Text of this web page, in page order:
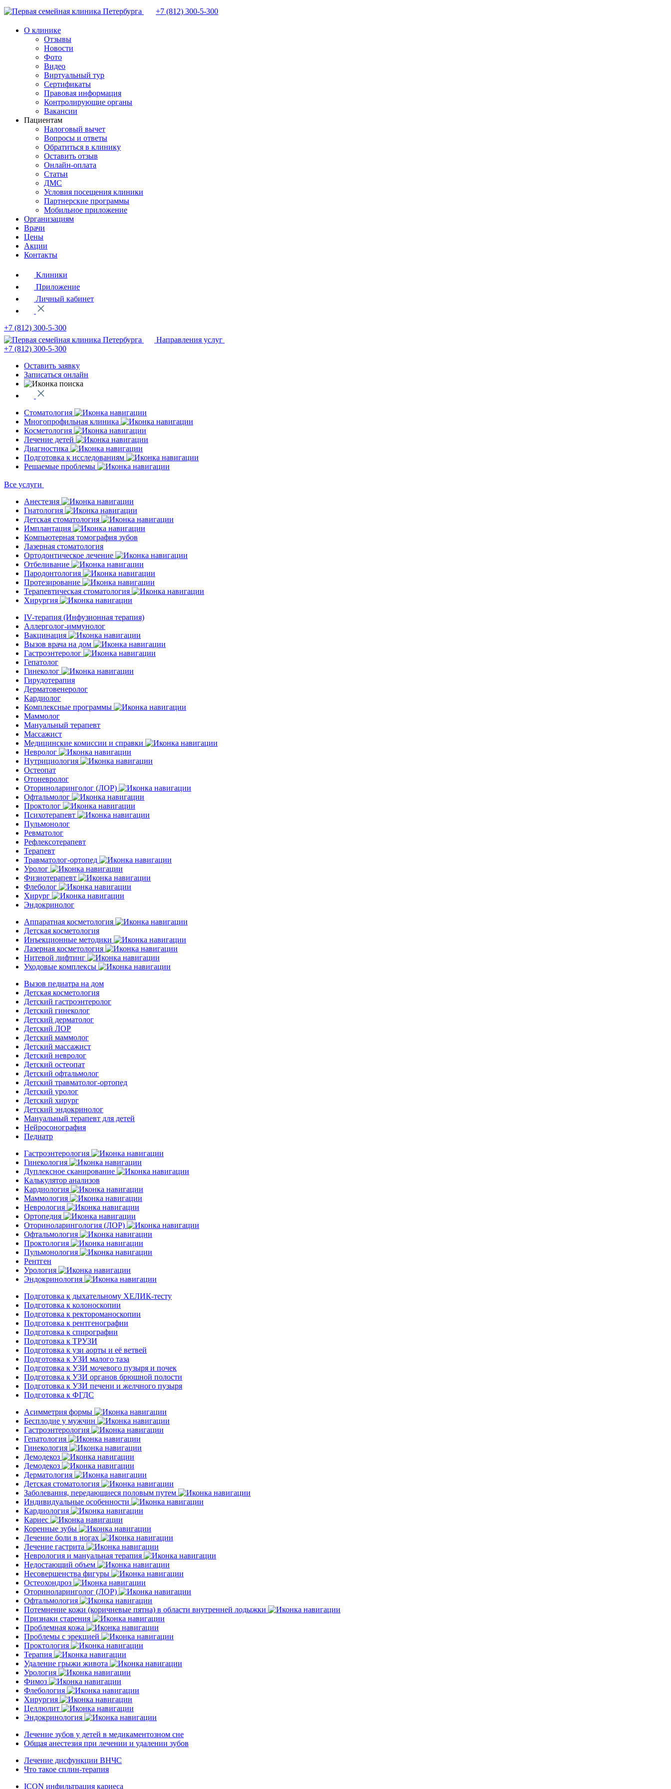
+7 (812) 300-5-300
О клинике
Отзывы
Новости
Фото
Видео
Виртуальный тур
Сертификаты
Правовая информация
Контролирующие органы
Вакансии
Пациентам
Налоговый вычет
Вопросы и ответы
Обратиться в клинику
Оставить отзыв
Онлайн-оплата
Статьи
ДМС
Условия посещения клиники
Партнерские программы
Мобильное приложение
Организациям
Врачи
Цены
Акции
Контакты
Клиники
Приложение
Личный кабинет
+7 (812) 300-5-300
Направления услуг
+7 (812) 300-5-300
Оставить заявку
Записаться онлайн
Стоматология
Многопрофильная клиника
Косметология
Лечение детей
Диагностика
Подготовка к исследованиям
Решаемые проблемы
Все услуги
Анестезия
Гнатология
Детская стоматология
Имплантация
Компьютерная томография зубов
Лазерная стоматология
Ортодонтическое лечение
Отбеливание
Пародонтология
Протезирование
Терапевтическая стоматология
Хирургия
IV-терапия (Инфузионная терапия)
Аллерголог-иммунолог
Вакцинация
Вызов врача на дом
Гастроэнтеролог
Гепатолог
Гинеколог
Гирудотерапия
Дерматовенеролог
Кардиолог
Комплексные программы
Маммолог
Мануальный терапевт
Массажист
Медицинские комиссии и справки
Невролог
Нутрициология
Остеопат
Отоневролог
Оториноларинголог (ЛОР)
Офтальмолог
Проктолог
Психотерапевт
Пульмонолог
Ревматолог
Рефлексотерапевт
Терапевт
Травматолог-ортопед
Уролог
Физиотерапевт
Флеболог
Хирург
Эндокринолог
Аппаратная косметология
Детская косметология
Инъекционные методики
Лазерная косметология
Нитевой лифтинг
Уходовые комплексы
Вызов педиатра на дом
Детская косметология
Детский гастроэнтеролог
Детский гинеколог
Детский дерматолог
Детский ЛОР
Детский маммолог
Детский массажист
Детский невролог
Детский остеопат
Детский офтальмолог
Детский травматолог-ортопед
Детский уролог
Детский хирург
Детский эндокринолог
Мануальный терапевт для детей
Нейросонография
Педиатр
Гастроэнтерология
Гинекология
Дуплексное сканирование
Калькулятор анализов
Кардиология
Маммология
Неврология
Ортопедия
Оториноларингология (ЛОР)
Офтальмология
Проктология
Пульмонология
Рентген
Урология
Эндокринология
Подготовка к дыхательному ХЕЛИК-тесту
Подготовка к колоноскопии
Подготовка к ректороманоскопии
Подготовка к рентгенографии
Подготовка к спирографии
Подготовка к ТРУЗИ
Подготовка к узи аорты и её ветвей
Подготовка к УЗИ малого таза
Подготовка к УЗИ мочевого пузыря и почек
Подготовка к УЗИ органов брюшной полости
Подготовка к УЗИ печени и желчного пузыря
Подготовка к ФГДС
Асимметрия формы
Бесплодие у мужчин
Гастроэнтерология
Гепатология
Гинекология
Демодекоз
Демодекоз
Дерматология
Детская стоматология
Заболевания, передающиеся половым путем
Индивидуальные особенности
Кардиология
Кариес
Коренные зубы
Лечение боли в ногах
Лечение гастрита
Неврология и мануальная терапия
Недостающий объем
Несовершенства фигуры
Остеохондроз
Оториноларинголог (ЛОР)
Офтальмология
Потемнение кожи (коричневые пятна) в области внутренней лодыжки
Признаки старения
Проблемная кожа
Проблемы с эрекцией
Проктология
Терапия
Удаление грыжи живота
Урология
Фимоз
Флебология
Хирургия
Целлюлит
Эндокринология
Лечение зубов у детей в медикаментозном сне
Общая анестезия при лечении и удалении зубов
Лечение дисфункции ВНЧС
Что такое сплин-терапия
ICON инфильтрация кариеса